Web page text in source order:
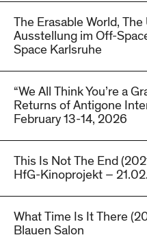
The Erasable World,
Ausstellung im Off-
Space Karlsruhe
“We All Think You’re a
Returns of Antigone
February 13-14, 2026
This Is Not The End
HfG-Kinoprojekt –
What Time Is It There
Blauen Salon